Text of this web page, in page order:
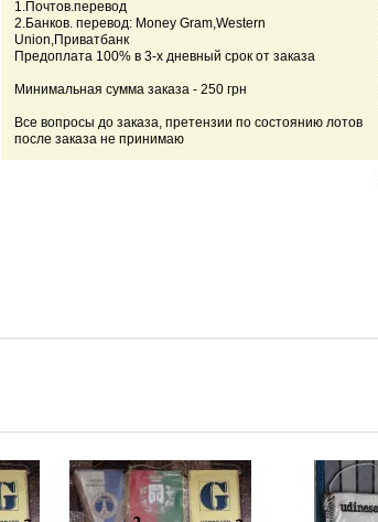
1.Почтов.перевод
2.Банков. перевод: Money Gram,Western
Union,Приватбанк
Предоплата 100% в 3-х дневный срок от заказа
Минимальная сумма заказа - 250 грн
Все вопросы до заказа, претензии по состоянию лотов
после заказа не принимаю